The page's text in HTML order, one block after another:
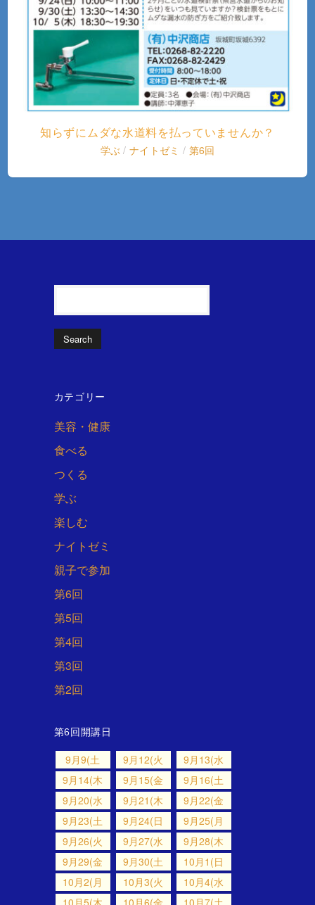
知らずにムダな水道料を払っていませんか？
学ぶ /ナイトゼミ / 第6回
カテゴリー
美容・健康
食べる
つくる
学ぶ
楽しむ
ナイトゼミ
親子で参加
第6回
第5回
第4回
第3回
第2回
第6回開講日
9月9(土 9月12(火
9月13(水
9月14(木
9月15(金
9月16(土
9月20(水
9月21(木
9月22(金
9月23(土
9月24(日
9月25(月
9月26(火
9月27(水
9月28(木
9月29(金
9月30(土
10月1(日
10月2(月
10月3(火
10月4(水
10月5(木
10月6(金 10月7(土